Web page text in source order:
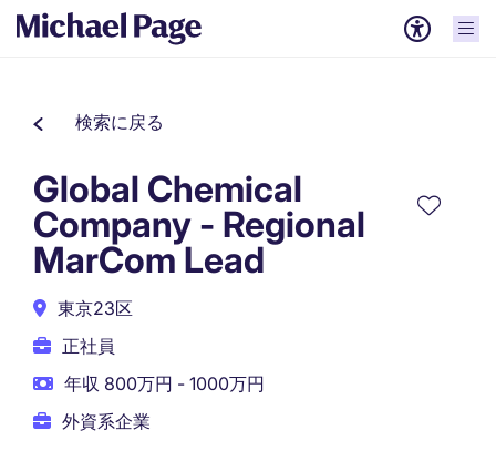
検索に戻る
Global Chemical
Company - Regional
MarCom Lead
東京23区
正社員
年収 800万円 - 1000万円
外資系企業